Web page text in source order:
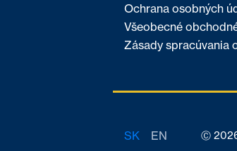
Ochrana osobných
Všeobecné
Zásady spracúvania
SK EN Ⓒ 2026